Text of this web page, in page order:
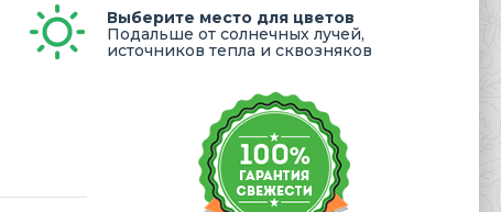
Выберите место для цветов
Подальше от солнечных лучей,
источников тепла и сквозняков